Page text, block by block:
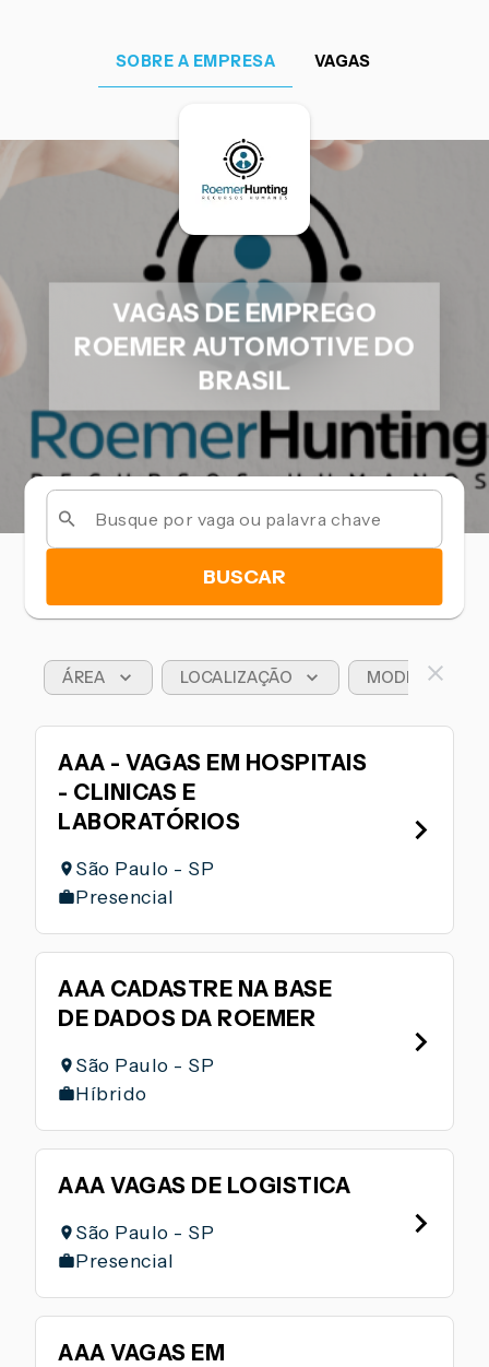
SOBRE A EMPRESA VAGAS
VAGAS DE EMPREGO
ROEMER AUTOMOTIVE DO
BRASIL
BUSCAR
ÁREA LOCALIZAÇÃO MODELO DE
AAA - VAGAS EM HOSPITAIS
- CLINICAS E
LABORATÓRIOS
São Paulo - SP
Presencial
AAA CADASTRE NA BASE
DE DADOS DA ROEMER
São Paulo - SP
Híbrido
AAA VAGAS DE LOGISTICA
São Paulo - SP
Presencial
AAA VAGAS EM